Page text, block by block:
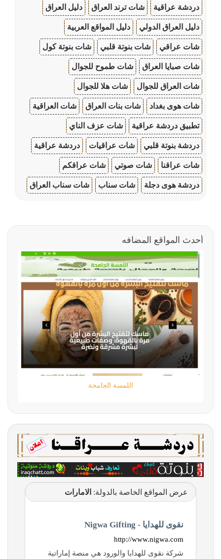
دردشة عراقية شات ترند العراق دليل العراق
دليل العراق الدولي دليل المواقع العربية
شات عراقي شات بنوتة قلبي شات بنوتة كول
شات صبايا العراق شات طموح للجوال
شات العراق للجوال شات هلا للجوال
شات هوى بغداد شات بنات العراق شات العراقية
تطبيق دردشة عراقية شات عزف الناي
دردشة بنوتة قلبي شات عراقيات دردشة عراقية
شات عراقنا شات صوتي شات عراقكم
دردشة هوى دجلة شات سناب شات سناب العراق
أحدث المواقع المضافه
عرض المواقع الخاصة بالدولة: الامارات
نقوى للهدايا - Nigwa Gifting
http://www.nigwa.com
شركة نقوى للهدايا والورود هي منصة إماراتية